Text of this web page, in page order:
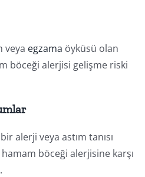
veya egzama öyküsü olan
böceği alerjisi gelişme riski
alerji veya astım tanısı
böceği alerjisine karşı